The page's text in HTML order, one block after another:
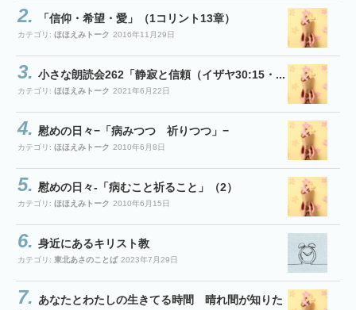
「信仰・希望・愛」（1コリント13章）
カテゴリ: ほほえみトーク 2016年11月29日
小さな朗読会262「静寂と信頼（イザヤ30:15・...
カテゴリ: ほほえみトーク 2021年6月22日
慰めの日々−「病みつつ 祈りつつ」−
カテゴリ: ほほえみトーク 2010年6月8日
慰めの日々-「病むこと祈ること」（2）
カテゴリ: ほほえみトーク 2010年6月15日
身近にあるキリスト教
カテゴリ: 東北あさのことば 2023年7月29日
あなたとわたしの生きてる時間 晴れ間が知りた